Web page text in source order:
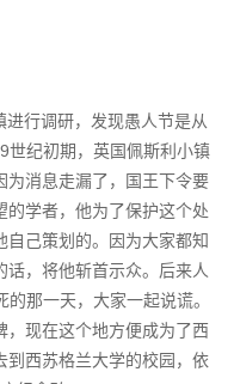
行调研，发现愚人节是从
世纪初期，英国佩斯利小镇
为消息走漏了，国王下令要
的学者，他为了保护这个处
己策划的。因为大家都知
话，将他斩首示众。后来人
那一天，大家一起说谎。
，现在这个地方便成为了西
到西苏格兰大学的校园，依